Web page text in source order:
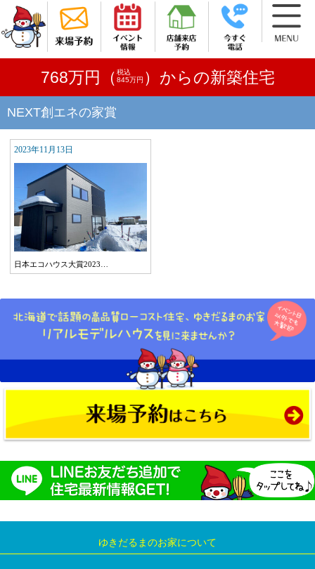
768万円（ 税込
845万円 ）からの新築住宅
NEXT創エネの家賞
2023年11月13日
日本エコハウス大賞2023…
ゆきだるまのお家について